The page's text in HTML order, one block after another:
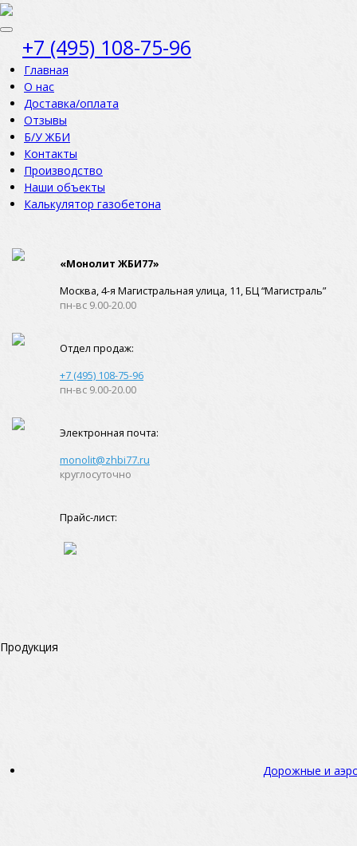
+7 (495) 108-75-96
Главная
О нас
Доставка/оплата
Отзывы
Б/У ЖБИ
Контакты
Производство
Наши объекты
Калькулятор газобетона
«Монолит ЖБИ77»
Москва, 4-я Магистральная улица, 11, ​БЦ “Магистраль”
пн-вс 9.00-20.00
Отдел продаж:
+7 (495) 108-75-96
пн-вс 9.00-20.00
Электронная почта:
monolit@zhbi77.ru
круглосуточно
Прайс-лист:
Продукция
Дорожные и